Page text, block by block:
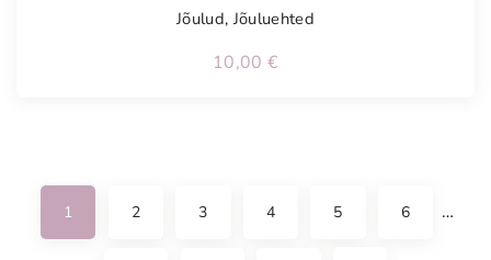
Jõulud, Jõuluehted
10,00 €
1 2 3 4 5 6 …